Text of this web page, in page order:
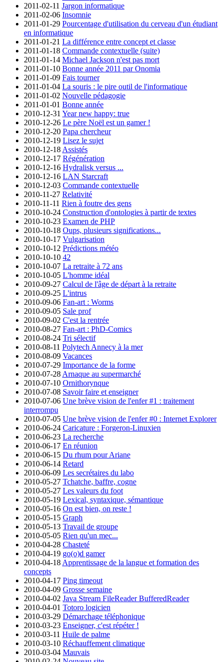
2011-02-11 Jargon informatique
2011-02-06 Insomnie
2011-01-29 Pourcentage d'utilisation du cerveau d'un étudiant
en informatique
2011-01-21 La différence entre concept et classe
2011-01-18 Commande contextuelle (suite)
2011-01-14 Michael Jackson n'est pas mort
2011-01-10 Bonne année 2011 par Onomia
2011-01-09 Fais tourner
2011-01-04 La souris : le pire outil de l'informatique
2011-01-02 Nouvelle pédagogie
2011-01-01 Bonne année
2010-12-31 Year new happy: true
2010-12-26 Le père Noël est un gamer !
2010-12-20 Papa chercheur
2010-12-19 Lisez le sujet
2010-12-18 Assistés
2010-12-17 Régénération
2010-12-16 Hydralisk versus ...
2010-12-16 LAN Starcraft
2010-12-03 Commande contextuelle
2010-11-27 Relativité
2010-11-11 Rien à foutre des gens
2010-10-24 Construction d'ontologies à partir de textes
2010-10-23 Examen de PHP
2010-10-18 Oups, plusieurs significations...
2010-10-17 Vulgarisation
2010-10-12 Prédictions météo
2010-10-10 42
2010-10-07 La retraite à 72 ans
2010-10-05 L'homme idéal
2010-09-27 Calcul de l'âge de départ à la retraite
2010-09-25 L'intrus
2010-09-06 Fan-art : Worms
2010-09-05 Sale prof
2010-09-02 C'est la rentrée
2010-08-27 Fan-art : PhD-Comics
2010-08-24 Tri sélectif
2010-08-11 Polytech Annecy à la mer
2010-08-09 Vacances
2010-07-29 Importance de la forme
2010-07-28 Arnaque au supermarché
2010-07-10 Ornithorynque
2010-07-08 Savoir faire et enseigner
2010-07-06 Une brève vision de l'enfer #1 : traitement
interrompu
2010-07-05 Une brève vision de l'enfer #0 : Internet Explorer
2010-06-24 Caricature : Forgeron-Linuxien
2010-06-23 La recherche
2010-06-17 En réunion
2010-06-15 Du rhum pour Ariane
2010-06-14 Retard
2010-06-09 Les secrétaires du labo
2010-05-27 Tchatche, baffre, cogne
2010-05-27 Les valeurs du foot
2010-05-19 Lexical, syntaxique, sémantique
2010-05-16 On est bien, on reste !
2010-05-15 Graph
2010-05-13 Travail de groupe
2010-05-05 Rien qu'un mec...
2010-04-28 Chasteté
2010-04-19 go(o)d gamer
2010-04-18 Apprentissage de la langue et formation des
concepts
2010-04-17 Ping timeout
2010-04-09 Grosse semaine
2010-04-02 Java Stream FileReader BufferedReader
2010-04-01 Totoro logicien
2010-03-29 Démarchage téléphonique
2010-03-23 Enseigner, c'est répéter !
2010-03-11 Huile de palme
2010-03-10 Réchauffement climatique
2010-03-04 Mauvais